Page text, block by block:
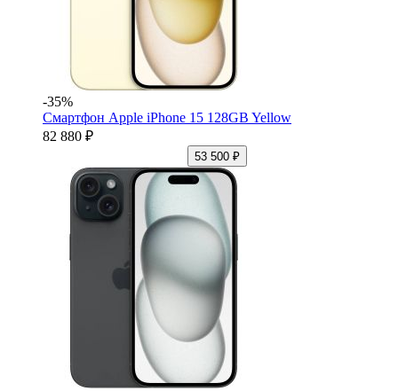
-35%
Смартфон Apple iPhone 15 128GB Yellow
82 880 ₽
53 500 ₽